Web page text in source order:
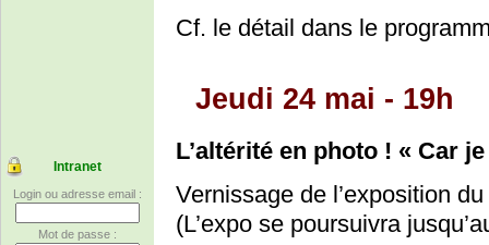
Intranet
Login ou adresse email :
Mot de passe :
Cf. le détail dans le
Jeudi 24 mai - 19h
L’altérité en photo ! « Car
Vernissage de l’exposition
(L’expo se poursuivra